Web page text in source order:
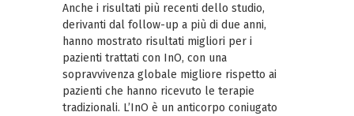
Anche i risultati più recenti dello studio,
derivanti dal follow-up a più di due anni,
hanno mostrato risultati migliori per i
pazienti trattati con InO, con una
sopravvivenza globale migliore rispetto ai
pazienti che hanno ricevuto le terapie
tradizionali. L’InO è un anticorpo coniugato